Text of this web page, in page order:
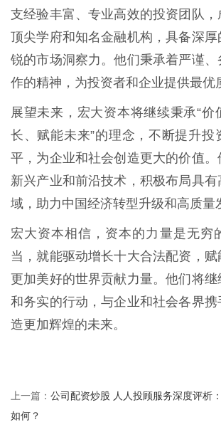
支经验丰富、专业高效的投资团队
顶尖学府和知名金融机构，具备深
锐的市场洞察力。他们秉承着严谨
作的精神，为投资者和企业提供最优
展望未来，宏大资本将继续秉承“价
长、赋能未来”的理念，不断提升投
平，为企业和社会创造更大的价值
新兴产业和前沿技术，积极布局具
域，助力中国经济转型升级和高质量
宏大资本相信，资本的力量是无穷
当，就能驱动增长十大合法配资，
更加美好的世界贡献力量。他们将
和务实的行动，与企业和社会各界携
造更加辉煌的未来。
上一篇： 公司配资炒股 人人投顾服务深度评析
如何？